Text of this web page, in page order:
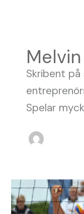
Skribent på
Spelar
SM-
guld
i